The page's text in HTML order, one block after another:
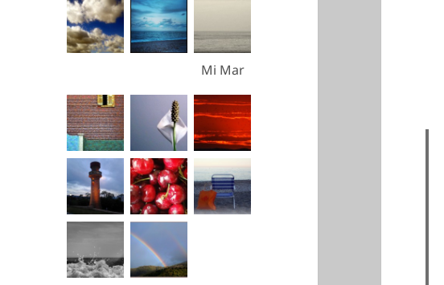
Mi Mar